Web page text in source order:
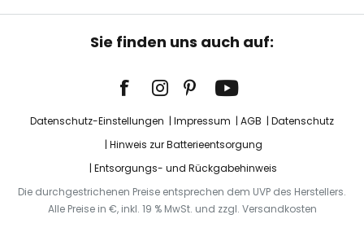
Sie finden uns auch auf:
Datenschutz-Einstellungen Impressum AGB
Datenschutz
Hinweis zur Batterieentsorgung
Entsorgungs- und Rückgabehinweis
Die durchgestrichenen Preise entsprechen dem UVP des Herstellers.
Alle Preise in €, inkl. 19 % MwSt. und zzgl. Versandkosten